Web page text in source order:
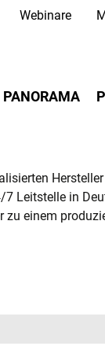
Webinare
PANORAMA
Leitstelle in
einem